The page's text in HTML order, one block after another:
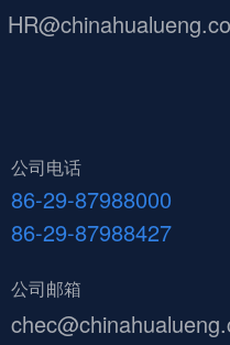
公司电话
86-29-87988000
86-29-87988427
公司邮箱